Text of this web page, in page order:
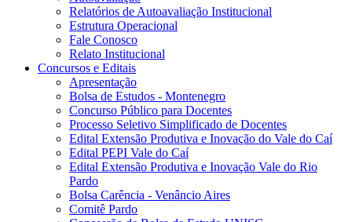
Relatórios de Autoavaliação Institucional
Estrutura Operacional
Fale Conosco
Relato Institucional
Concursos e Editais
Apresentação
Bolsa de Estudos - Montenegro
Concurso Público para Docentes
Processo Seletivo Simplificado de Docentes
Edital Extensão Produtiva e Inovação do Vale do Caí
Edital PEPI Vale do Caí
Edital Extensão Produtiva e Inovação Vale do Rio
Pardo
Bolsa Carência - Venâncio Aires
Comitê Pardo